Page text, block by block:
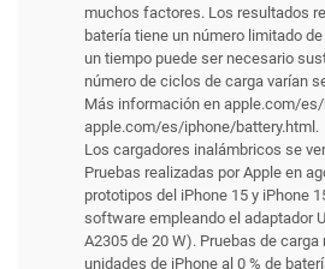
muchos factores. Los resultados
batería tiene un número limitado
un tiempo puede ser necesario
número de ciclos de carga varían
Más información en apple.com/
apple.com/es/iphone/battery.html.
Los cargadores inalámbricos se
Pruebas realizadas por Apple en
prototipos del iPhone 15 y iPhone
software empleando el adaptador
A2305 de 20 W). Pruebas de
unidades de iPhone al 0 % de